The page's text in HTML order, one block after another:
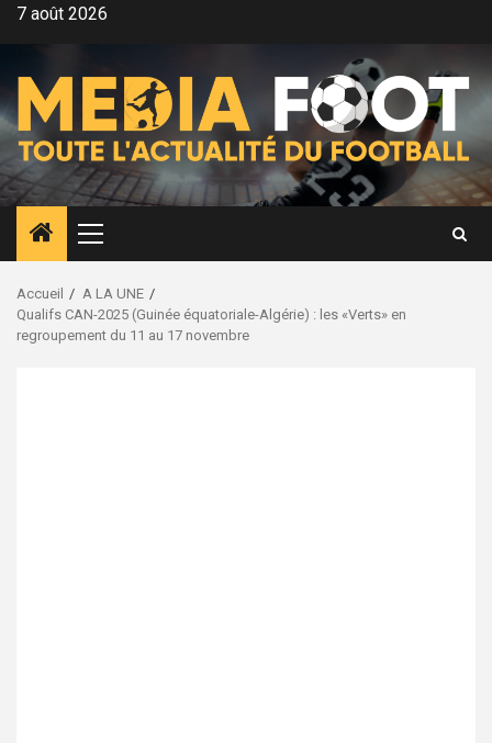
Aller7 août 2026
Menu
principal
Accueil
A LA UNE
Qualifs CAN-2025 (Guinée équatoriale-Algérie) : les «Verts» en
regroupement du 11 au 17 novembre